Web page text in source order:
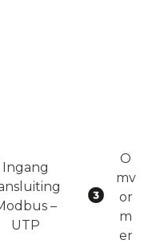
Ingang
–
UTP
O
mv
or
m
er